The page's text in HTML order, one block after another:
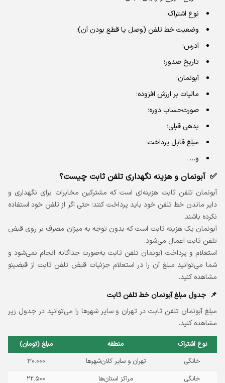
نوع اشتراک؛
وضعیت خط تلفن (وصل یا قطع بودن آن)؛
آدرس؛
تاریخ صدور؛
آبونمان؛
مالیات بر ارزش افزوده؛
صورت‌حساب دوره؛
بدهی قبلی؛
مبلغ قابل پرداخت؛
و… .
آبونمان و هزینه نگهداری تلفن ثابت چیست؟
آبونمان تلفن ثابت هزینه‌ای است که مشترکین مخابرات برای نگهداری و
دایر ماندن خط تلفن خود باید پرداخت کنند؛ حتی اگر از تلفن خود استفاده
نکرده باشند.
آبونمان یک هزینه ثابت است که بدون توجه به میزان مصرف بر روی قبض
تلفن ثابت اعمال می‌شود.
استعلام و پرداخت آبونمان تلفن ثابت به‌صورت جداگانه انجام نمی‌شود و
شما می‌توانید مبلغ آن را در استعلام جزئيات قبض تلفن ثابت از قبضینو
مشاهده کنید.
جدول مبلغ آبونمان خط تلفن ثابت
مبلغ آبونمان تلفن ثابت در تهران و سایر شهرها را می‌توانید در جدول زیر
مشاهده کنید.
نوع اشتراک منطقه
مبلغ (تومان)
خانگی
تهران و سایر کلان‌شهرها
۳۰.۰۰۰
خانگی
مراکز استان‌‌ها
۲۲.۵۰۰